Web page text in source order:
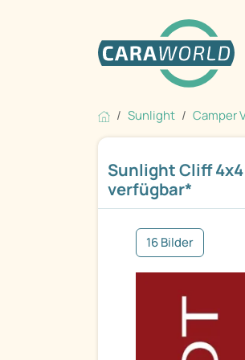
Sunlight Camper
Sunlight Cliff
verfügbar*
16 Bilder